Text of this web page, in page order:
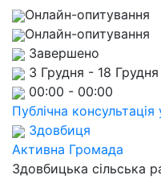
Онлайн-опитування
Онлайн-опитування
Завершено
3 Грудня - 18 Грудня
00:00 - 00:00
Публічна
Здовбиця
Активна Громада
Здовбицька сільська